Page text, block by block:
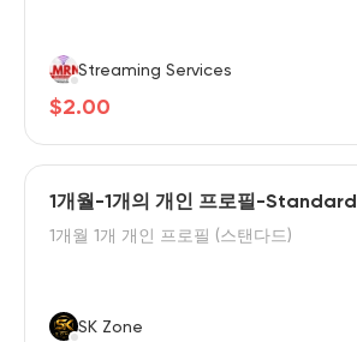
Streaming Services
$2.00
1개월-1개의 개인 프로필-Standard
1개월 1개 개인 프로필 (스탠다드)
SK Zone